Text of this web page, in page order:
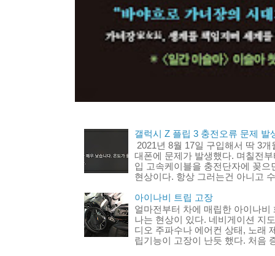
갤럭시 Z 플립 3 충전오류 문제 발
2021년 8월 17일 구입해서 딱 3
대폰에 문제가 발생했다. 며칠전
입 고속케이블을 충전단자에 꽂
현상이다. 항상 그러는건 아니고
아이나비 트립 고장
얼마전부터 차에 매립한 아이나
나는 현상이 있다. 네비게이션 지
디오 주파수나 에어컨 상태, 노래
립기능이 고장이 난듯 했다. 처음